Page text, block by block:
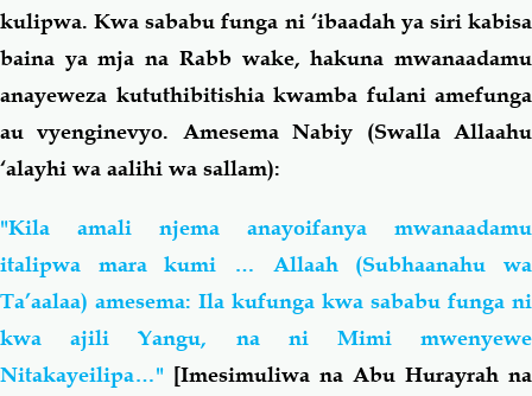
kulipwa. Kwa sababu funga ni ‘ibaadah ya siri kabisa
baina ya mja na Rabb wake, hakuna mwanaadamu
anayeweza kututhibitishia kwamba fulani amefunga
au vyenginevyo. Amesema Nabiy (Swalla Allaahu
‘alayhi wa aalihi wa sallam):
"Kila amali njema anayoifanya mwanaadamu
italipwa mara kumi … Allaah (Subhaanahu wa
Ta’aalaa) amesema: Ila kufunga kwa sababu funga ni
kwa ajili Yangu, na ni Mimi mwenyewe
Nitakayeilipa…" [Imesimuliwa na Abu Hurayrah na